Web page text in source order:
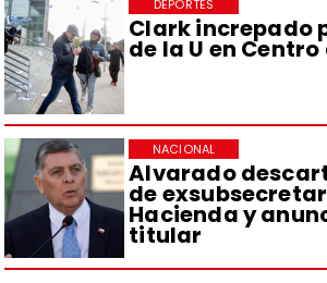
Clark increpado
de la U en
DEPORTES
Alvarado
de
Hacienda y
titular
NACIONAL